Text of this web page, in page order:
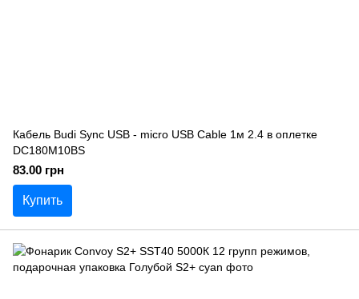
Кабель Budi Sync USB - micro USB Cable 1м 2.4 в оплетке
DC180M10BS
83.00 грн
Купить